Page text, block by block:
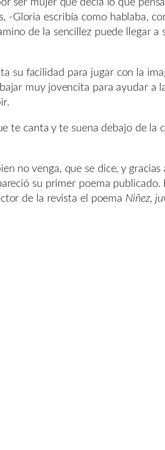
-Gloria escribía como hablaba,
de la sencillez puede llegar
su facilidad para jugar con la
muy jovencita para ayudar a
te canta y te suena debajo de la
no venga, que se dice, y
su primer poema
de la revista el poema Niñez,